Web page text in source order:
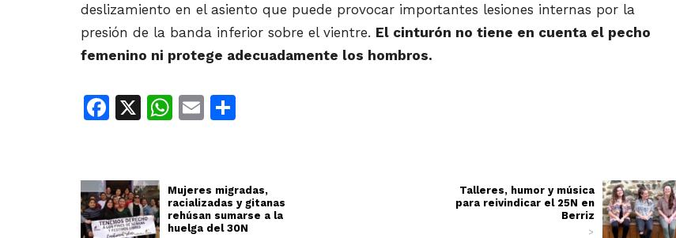
deslizamiento en el asiento que puede provocar importantes lesiones internas por la
presión de la banda inferior sobre el vientre. El cinturón no tiene en cuenta el pecho
femenino ni protege adecuadamente los hombros.
Facebook
X WhatsApp
Email
Mujeres migradas,
racializadas y gitanas
rehúsan sumarse a la
huelga del 30N
Talleres, humor y música
para reivindicar el 25N en
Berriz
>